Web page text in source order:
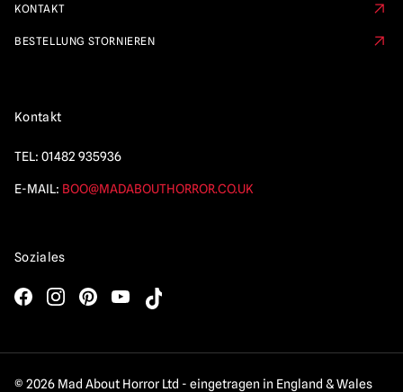
KONTAKT
BESTELLUNG STORNIEREN
Kontakt
TEL: 01482 935936
E-MAIL: BOO@MADABOUTHORROR.CO.UK
Soziales
© 2026 Mad About Horror Ltd - eingetragen in England & Wales